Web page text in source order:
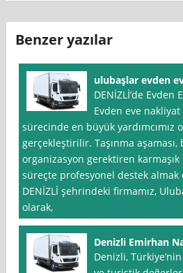
Benzer yazılar
ulubaşlar evden
DENİZLİ’de
Evden eve
sürecinde en büyük yardımcımız
gerçekleştirilir. Taşınma
organizasyon gerektiren
süreçte profesyonel destek
DENİZLİ şehrindeki firmamız,
olarak,
Denizli Emirhan
Denizli,